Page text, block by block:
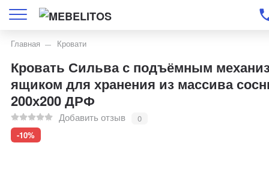
Главная Кровати
Кровать Сильва с подъёмным
ящиком для хранения из массива
200х200 ДРФ
Добавить отзыв
0
-10%